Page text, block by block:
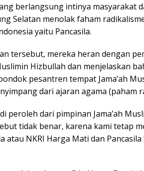
berlangsung intinya masyarakat
Selatan menolak faham
yaitu Pancasila.
tersebut, mereka heran dengan
Hizbullah dan menjelaskan
pesantren tempat Jama’ah
dari ajaran agama (paham
peroleh dari pimpinan Jama’ah
tidak benar, karena kami tetap
atau NKRI Harga Mati dan